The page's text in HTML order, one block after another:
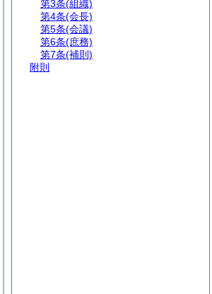
第3条(組織)
第4条(会長)
第5条(会議)
第6条(庶務)
第7条(補則)
附則